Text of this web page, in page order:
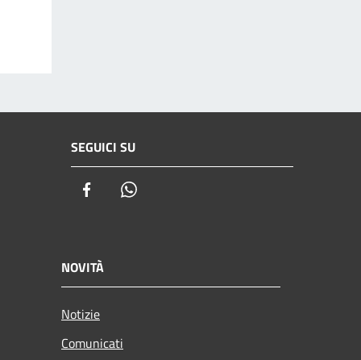
SEGUICI SU
Facebook
NOVITÀ
Notizie
Comunicati